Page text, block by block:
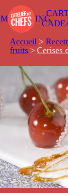
Accueil >
fruits > Cerises